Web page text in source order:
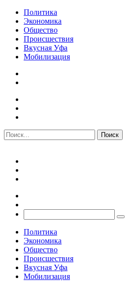
Политика
Экономика
Общество
Происшествия
Вкусная Уфа
Мобилизация
Политика
Экономика
Общество
Происшествия
Вкусная Уфа
Мобилизация